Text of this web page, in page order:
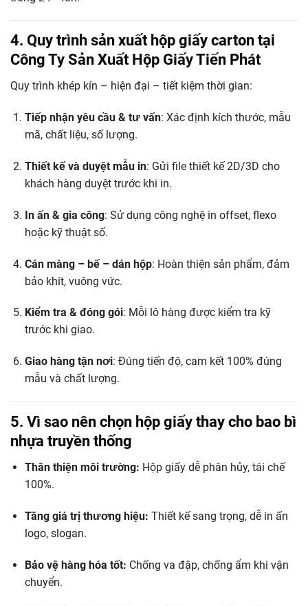
4. Quy trình sản xuất hộp giấy carton tại
Công Ty Sản Xuất Hộp Giấy Tiến Phát
Quy trình khép kín – hiện đại – tiết kiệm thời gian:
Tiếp nhận yêu cầu & tư vấn: Xác định kích thước, mẫu
mã, chất liệu, số lượng.
Thiết kế và duyệt mẫu in: Gửi file thiết kế 2D/3D cho
khách hàng duyệt trước khi in.
In ấn & gia công: Sử dụng công nghệ in offset, flexo
hoặc kỹ thuật số.
Cán màng – bế – dán hộp: Hoàn thiện sản phẩm, đảm
bảo khít, vuông vức.
Kiểm tra & đóng gói: Mỗi lô hàng được kiểm tra kỹ
trước khi giao.
Giao hàng tận nơi: Đúng tiến độ, cam kết 100% đúng
mẫu và chất lượng.
5. Vì sao nên chọn hộp giấy thay cho bao bì
nhựa truyền thống
Thân thiện môi trường: Hộp giấy dễ phân hủy, tái chế
100%.
Tăng giá trị thương hiệu: Thiết kế sang trọng, dễ in ấn
logo, slogan.
Bảo vệ hàng hóa tốt: Chống va đập, chống ẩm khi vận
chuyển.